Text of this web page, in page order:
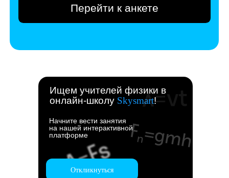
Ищем учителей физики в
онлайн-школу Skysmart!
Начните вести занятия
на нашей интерактивной
платформе
Откликнуться